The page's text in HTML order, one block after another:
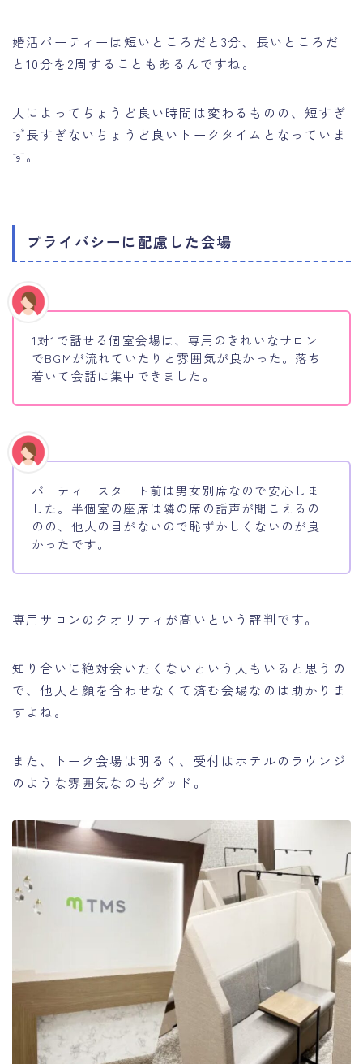
婚活パーティーは短いところだと3分、長いところだ
と10分を2周することもあるんですね。
人によってちょうど良い時間は変わるものの、短すぎ
ず長すぎないちょうど良いトークタイムとなっていま
す。
プライバシーに配慮した会場
1対1で話せる個室会場は、専用のきれいなサロン
でBGMが流れていたりと雰囲気が良かった。落ち
着いて会話に集中できました。
パーティースタート前は男女別席なので安心しま
した。半個室の座席は隣の席の話声が聞こえるの
のの、他人の目がないので恥ずかしくないのが良
かったです。
専用サロンのクオリティが高いという評判です。
知り合いに絶対会いたくないという人もいると思うの
で、他人と顔を合わせなくて済む会場なのは助かりま
すよね。
また、トーク会場は明るく、受付はホテルのラウンジ
のような雰囲気なのもグッド。